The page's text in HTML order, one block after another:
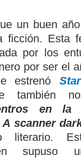
un buen
ficción. Esta
por los
por ser el
estrenó
también
en la
A scanner
literario.
supuso